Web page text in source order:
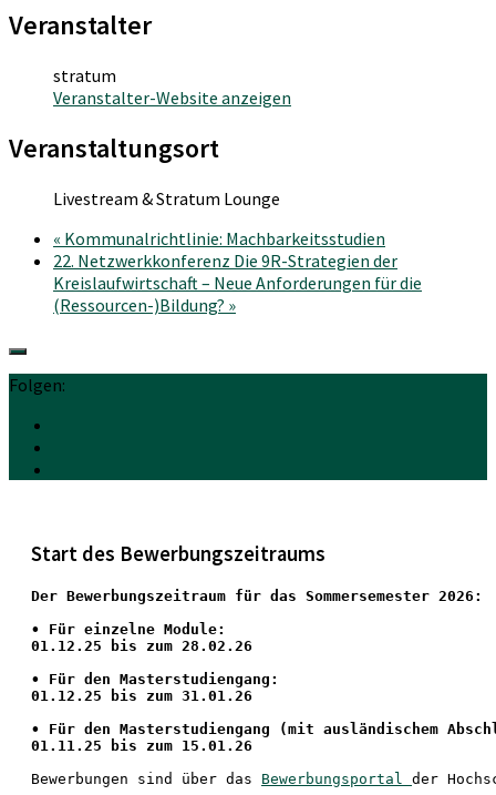
Veranstalter
stratum
Veranstalter-Website anzeigen
Veranstaltungsort
Livestream & Stratum Lounge
« Kommunalrichtlinie: Machbarkeitsstudien
22. Netzwerkkonferenz Die 9R-Strategien der
Kreislaufwirtschaft – Neue Anforderungen für die
(Ressourcen-)Bildung? »
Folgen:
Start des Bewerbungszeitraums
Der Bewerbungszeitraum für das Sommersemester 2026:
• Für einzelne Module:
01.12.25 bis zum 28.02.26
• Für den Masterstudiengang:
01.12.25 bis zum 31.01.26
• Für den Masterstudiengang (mit ausländischem
01.11.25 bis zum 15.01.26
Bewerbungen sind über das Bewerbungsportal der